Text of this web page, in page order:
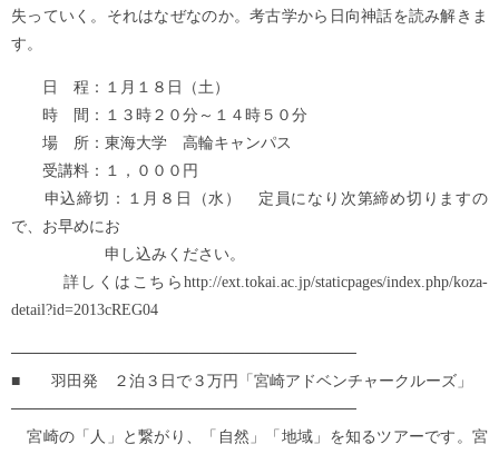
失っていく。それはなぜなのか。考古学から日向神話を読み解きま
す。
日 程：１月１８日（土）
時 間：１３時２０分～１４時５０分
場 所：東海大学 高輪キャンパス
受講料：１，０００円
申込締切：１月８日（水） 定員になり次第締め切りますの
で、お早めにお
申し込みください。
詳しくはこちらhttp://ext.tokai.ac.jp/staticpages/index.php/koza-
detail?id=2013cREG04
───────────────────────────────
■ 羽田発 ２泊３日で３万円「宮崎アドベンチャークルーズ」
───────────────────────────────
宮崎の「人」と繋がり、「自然」「地域」を知るツアーです。宮